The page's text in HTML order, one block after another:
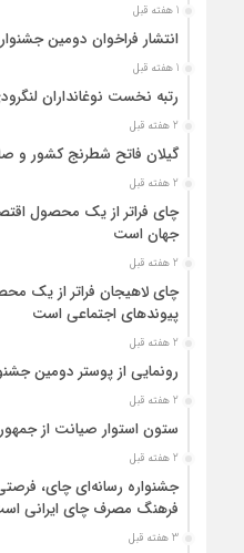
1 هفته قبل
انتشار فراخوان دومین
1 هفته قبل
رتبه نخست نوغانداران
2 هفته قبل
گیلان فاتح شطرنج کشور
2 هفته قبل
چای فراتر از یک محصول
جهان است
2 هفته قبل
چای لاهیجان فراتر از یک
پیوندهای اجتماعی است
2 هفته قبل
رونمایی از پوستر دومین
2 هفته قبل
ستون استوار صیانت از
2 هفته قبل
جشنواره رسانه‌ای چای،
فرهنگ مصرف چای ایرانی
3 هفته قبل